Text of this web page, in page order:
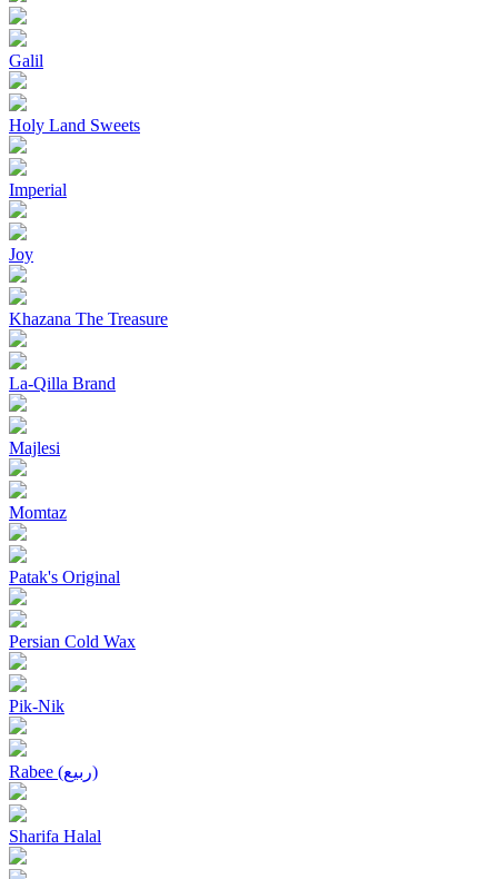
Galil
Holy Land Sweets
Imperial
Joy
Khazana The Treasure
La-Qilla Brand
Majlesi
Momtaz
Patak's Original
Persian Cold Wax
Pik-Nik
Rabee (ربیع)
Sharifa Halal